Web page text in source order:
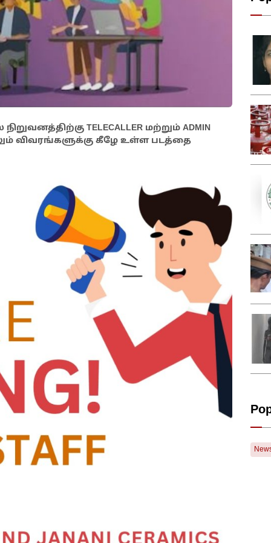
TELECALLER மற்றும் ADMIN
விவரங்களுக்கு கீழே உள்ள படத்தை